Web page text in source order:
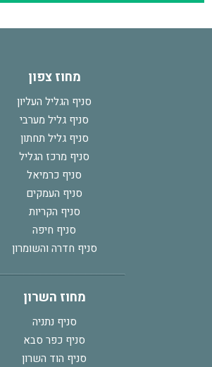
מחוז צפון
סניף הגליל העליון
סניף גליל מערבי
סניף גליל תחתון
סניף מרכז הגליל
סניף כרמיאל
סניף העמקים
סניף הקריות
סניף חיפה
סניף חדרה והשומרון
מחוז השרון
סניף נתניה
סניף כפר סבא
סניף הוד השרון